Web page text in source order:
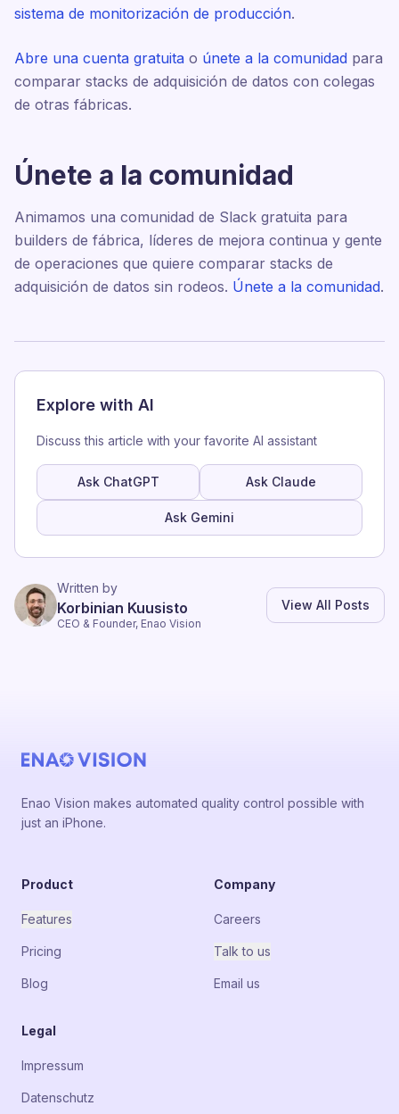
sistema de monitorización de producción.
Abre una cuenta gratuita o únete a la comunidad para
comparar stacks de adquisición de datos con colegas
de otras fábricas.
Únete a la comunidad
Animamos una comunidad de Slack gratuita para
builders de fábrica, líderes de mejora continua y gente
de operaciones que quiere comparar stacks de
adquisición de datos sin rodeos. Únete a la comunidad.
Explore with AI
Discuss this article with your favorite AI assistant
Ask ChatGPT Ask Claude
Ask Gemini
Written by
Korbinian Kuusisto
CEO & Founder, Enao Vision
View All Posts
Enao Vision makes automated quality control possible with
just an iPhone.
Product
Features
Pricing
Blog
Company
Careers
Talk to us
Email us
Legal
Impressum
Datenschutz